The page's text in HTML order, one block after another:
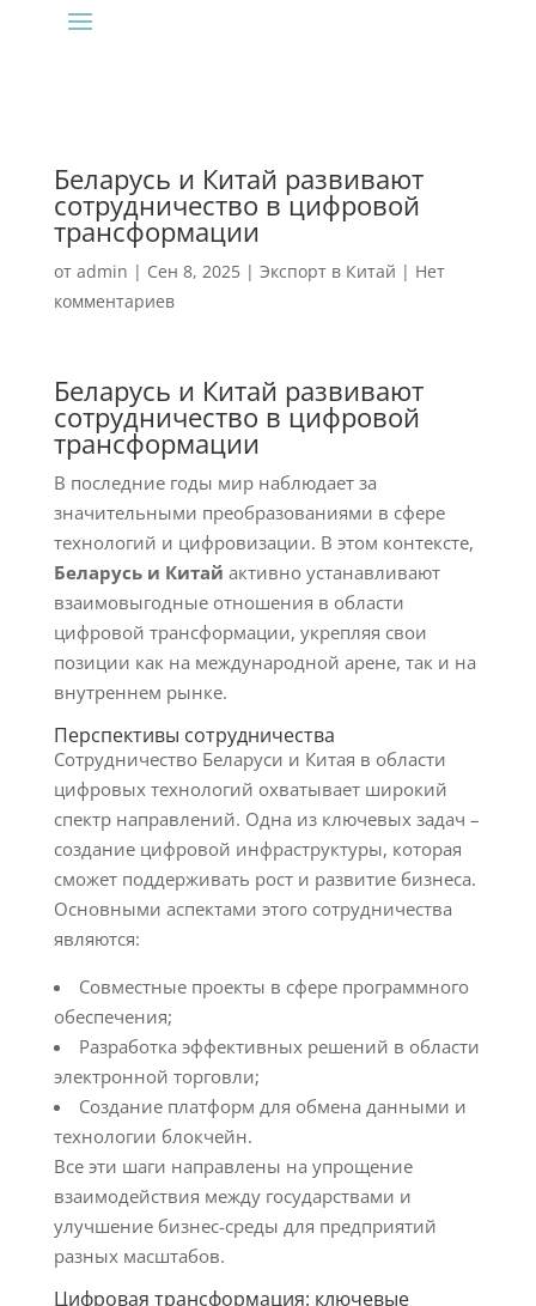
Беларусь и Китай развивают
сотрудничество в цифровой
трансформации
от admin | Сен 8, 2025| Экспорт в Китай | Нет
комментариев
Беларусь и Китай развивают
сотрудничество в цифровой
трансформации
В последние годы мир наблюдает за
значительными преобразованиями в сфере
технологий и цифровизации. В этом контексте,
Беларусь и Китай активно устанавливают
взаимовыгодные отношения в области
цифровой трансформации, укрепляя свои
позиции как на международной арене, так и на
внутреннем рынке.
Перспективы сотрудничества
Сотрудничество Беларуси и Китая в области
цифровых технологий охватывает широкий
спектр направлений. Одна из ключевых задач –
создание цифровой инфраструктуры, которая
сможет поддерживать рост и развитие бизнеса.
Основными аспектами этого сотрудничества
являются:
Совместные проекты в сфере программного
обеспечения;
Разработка эффективных решений в области
электронной торговли;
Создание платформ для обмена данными и
технологии блокчейн.
Все эти шаги направлены на упрощение
взаимодействия между государствами и
улучшение бизнес-среды для предприятий
разных масштабов.
Цифровая трансформация: ключевые